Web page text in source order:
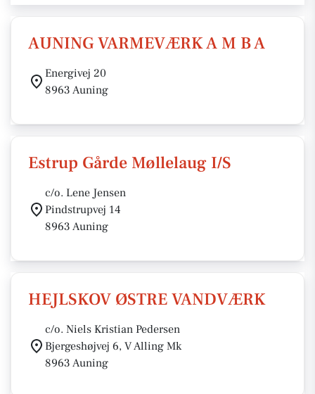
AUNING VARMEVÆRK A M B A
Energivej 20
8963 Auning
Estrup Gårde Møllelaug I/S
c/o. Lene Jensen
Pindstrupvej 14
8963 Auning
HEJLSKOV ØSTRE VANDVÆRK
c/o. Niels Kristian Pedersen
Bjergeshøjvej 6, V Alling Mk
8963 Auning